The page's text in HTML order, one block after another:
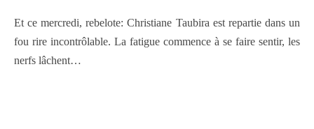
Et ce mercredi, rebelote: Christiane Taubira est repartie dans un
fou rire incontrôlable. La fatigue commence à se faire sentir, les
nerfs lâchent…